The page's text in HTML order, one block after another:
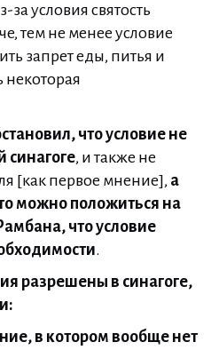
условия святость
тем не менее условие
запрет еды, питья и
некоторая
что условие не
синагоге, и также не
[как первое мнение], а
можно положиться на
что условие
.
разрешены в синагоге,
в котором вообще нет